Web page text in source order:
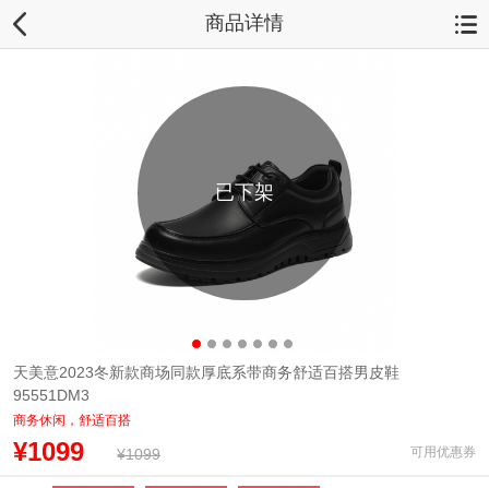
商品详情
已下架
天美意2023冬新款商场同款厚底系带商务舒适百搭男皮鞋
95551DM3
商务休闲，舒适百搭
¥1099 ¥1099 可用优惠券